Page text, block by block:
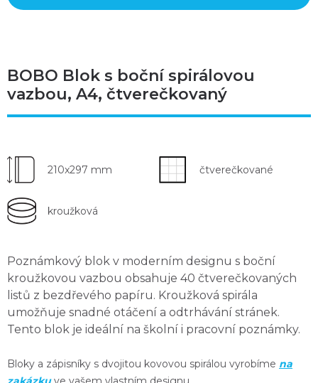
BOBO Blok s boční spirálovou
vazbou, A4, čtverečkovaný
210x297 mm čtverečkované
kroužková
Poznámkový blok v moderním designu s boční
kroužkovou vazbou obsahuje 40 čtverečkovaných
listů z bezdřevého papíru. Kroužková spirála
umožňuje snadné otáčení a odtrhávání stránek.
Tento blok je ideální na školní i pracovní poznámky.
Bloky a zápisníky s dvojitou kovovou spirálou vyrobíme na